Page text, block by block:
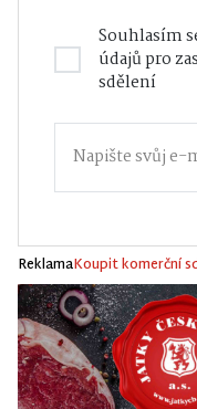
Souhlasím
údajůpro
sdělení
ReklamaKoupit komerční